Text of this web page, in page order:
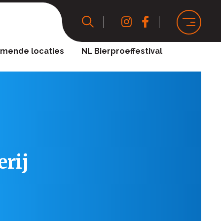
locaties NL Bierproeffestival